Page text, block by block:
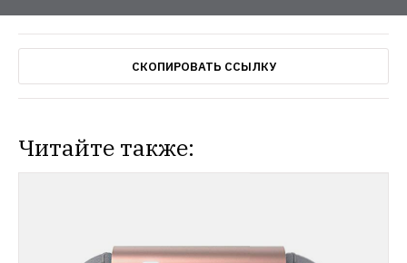
СКОПИРОВАТЬ ССЫЛКУ
Читайте также: